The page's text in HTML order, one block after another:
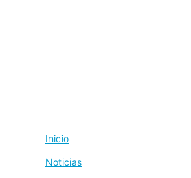
Inicio
Noticias